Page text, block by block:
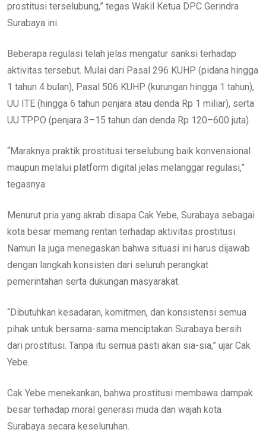
prostitusi terselubung,” tegas Wakil Ketua DPC Gerindra
Surabaya ini.
Beberapa regulasi telah jelas mengatur sanksi terhadap
aktivitas tersebut. Mulai dari Pasal 296 KUHP (pidana hingga
1 tahun 4 bulan), Pasal 506 KUHP (kurungan hingga 1 tahun),
UU ITE (hingga 6 tahun penjara atau denda Rp 1 miliar), serta
UU TPPO (penjara 3–15 tahun dan denda Rp 120–600 juta).
“Maraknya praktik prostitusi terselubung baik konvensional
maupun melalui platform digital jelas melanggar regulasi,”
tegasnya.
Menurut pria yang akrab disapa Cak Yebe, Surabaya sebagai
kota besar memang rentan terhadap aktivitas prostitusi.
Namun Ia juga menegaskan bahwa situasi ini harus dijawab
dengan langkah konsisten dari seluruh perangkat
pemerintahan serta dukungan masyarakat.
“Dibutuhkan kesadaran, komitmen, dan konsistensi semua
pihak untuk bersama-sama menciptakan Surabaya bersih
dari prostitusi. Tanpa itu semua pasti akan sia-sia,” ujar Cak
Yebe.
Cak Yebe menekankan, bahwa prostitusi membawa dampak
besar terhadap moral generasi muda dan wajah kota
Surabaya secara keseluruhan.